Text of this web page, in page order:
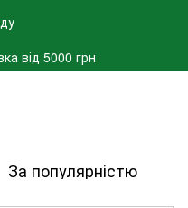
від 5000 грн
За популярністю